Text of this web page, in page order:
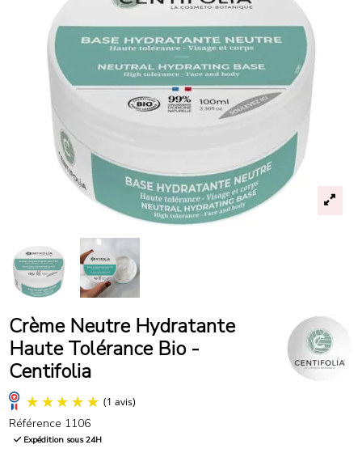
Crème Neutre Hydratante
Haute Tolérance Bio -
Centifolia
Référence 1106
Expédition sous 24H